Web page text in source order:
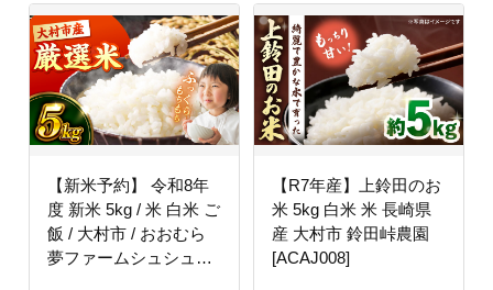
【新米予約】 令和8年
度 新米 5kg / 米 白米 ご
飯 / 大村市 / おおむら
夢ファームシュシュ
【R7年産】上鈴田のお
米 5kg 白米 米 長崎県
産 大村市 鈴田峠農園
[ACAJ008]